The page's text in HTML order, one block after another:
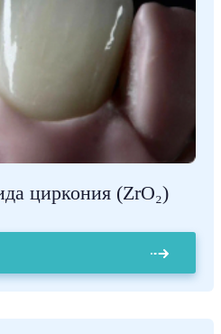
циркония (ZrO₂)